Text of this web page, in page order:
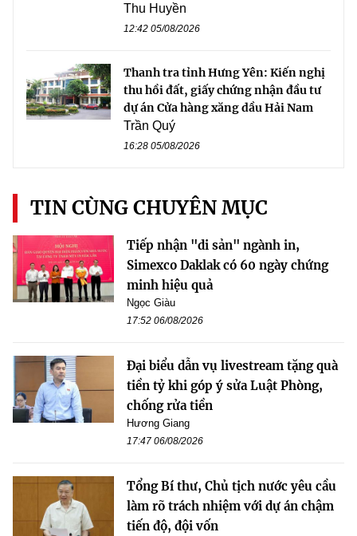
Thu Huyền
12:42 05/08/2026
Thanh tra tỉnh Hưng Yên: Kiến nghị
thu hồi đất, giấy chứng nhận đầu tư
dự án Cửa hàng xăng dầu Hải Nam
Trần Quý
16:28 05/08/2026
TIN CÙNG CHUYÊN MỤC
Tiếp nhận "di sản" ngành in,
Simexco Daklak có 60 ngày chứng
minh hiệu quả
Ngọc Giàu
17:52 06/08/2026
Đại biểu dẫn vụ livestream tặng quà
tiền tỷ khi góp ý sửa Luật Phòng,
chống rửa tiền
Hương Giang
17:47 06/08/2026
Tổng Bí thư, Chủ tịch nước yêu cầu
làm rõ trách nhiệm với dự án chậm
tiến độ, đội vốn